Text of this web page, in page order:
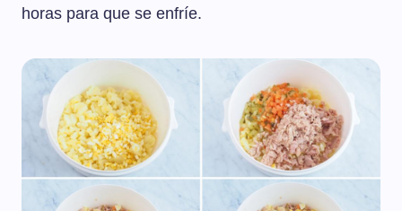
horas para que se enfríe.